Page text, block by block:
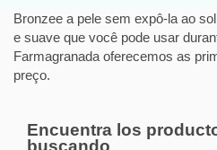
Bronzee a pele sem expô-la ao
e suave que você pode usar
Farmagranada oferecemos as
preço.
Encuentra los
buscando